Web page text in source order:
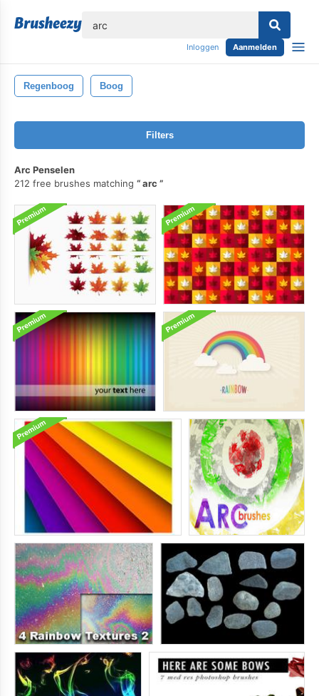
Inloggen Aanmelden
Regenboog Boog
Filters
Arc Penselen
212 free brushes matching
arc